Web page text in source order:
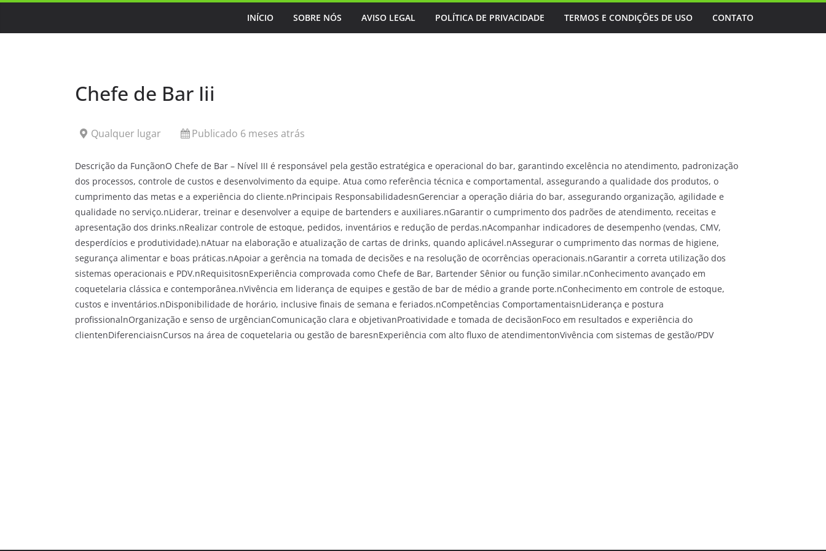
INÍCIO SOBRE NÓS AVISO LEGAL POLÍTICA DE PRIVACIDADE TERMOS E CONDIÇÕES DE USO CONTATO
Chefe de Bar Iii
Qualquer lugar Publicado 6 meses atrás
Descrição da FunçãonO Chefe de Bar – Nível III é responsável pela gestão estratégica e operacional do bar, garantindo excelência no atendimento, padronização
dos processos, controle de custos e desenvolvimento da equipe. Atua como referência técnica e comportamental, assegurando a qualidade dos produtos, o
cumprimento das metas e a experiência do cliente.nPrincipais ResponsabilidadesnGerenciar a operação diária do bar, assegurando organização, agilidade e
qualidade no serviço.nLiderar, treinar e desenvolver a equipe de bartenders e auxiliares.nGarantir o cumprimento dos padrões de atendimento, receitas e
apresentação dos drinks.nRealizar controle de estoque, pedidos, inventários e redução de perdas.nAcompanhar indicadores de desempenho (vendas, CMV,
desperdícios e produtividade).nAtuar na elaboração e atualização de cartas de drinks, quando aplicável.nAssegurar o cumprimento das normas de higiene,
segurança alimentar e boas práticas.nApoiar a gerência na tomada de decisões e na resolução de ocorrências operacionais.nGarantir a correta utilização dos
sistemas operacionais e PDV.nRequisitosnExperiência comprovada como Chefe de Bar, Bartender Sênior ou função similar.nConhecimento avançado em
coquetelaria clássica e contemporânea.nVivência em liderança de equipes e gestão de bar de médio a grande porte.nConhecimento em controle de estoque,
custos e inventários.nDisponibilidade de horário, inclusive finais de semana e feriados.nCompetências ComportamentaisnLiderança e postura
profissionalnOrganização e senso de urgêncianComunicação clara e objetivanProatividade e tomada de decisãonFoco em resultados e experiência do
clientenDiferenciaisnCursos na área de coquetelaria ou gestão de baresnExperiência com alto fluxo de atendimentonVivência com sistemas de gestão/PDV